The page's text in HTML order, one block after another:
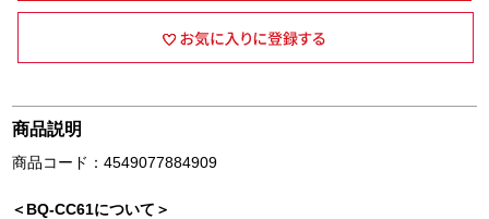
商品説明
商品コード：4549077884909
＜BQ-CC61について＞